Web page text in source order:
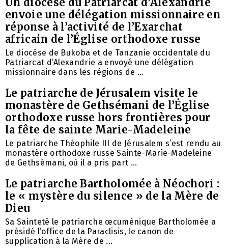
envoie une délégation missionnaire en
réponse à l’activité de l’Exarchat
africain de l’Église orthodoxe russe
Le diocèse de Bukoba et de Tanzanie occidentale du
Patriarcat d’Alexandrie a envoyé une délégation
missionnaire dans les régions de ...
Le patriarche de Jérusalem visite le
monastère de Gethsémani de l’Église
orthodoxe russe hors frontières pour
la fête de sainte Marie-Madeleine
Le patriarche Théophile III de Jérusalem s’est rendu au
monastère orthodoxe russe Sainte-Marie-Madeleine
de Gethsémani, où il a pris part ...
Le patriarche Bartholomée à Néochori :
le « mystère du silence » de la Mère de
Dieu
Sa Sainteté le patriarche œcuménique Bartholomée a
présidé l’office de la Paraclisis, le canon de
supplication à la Mère de ...